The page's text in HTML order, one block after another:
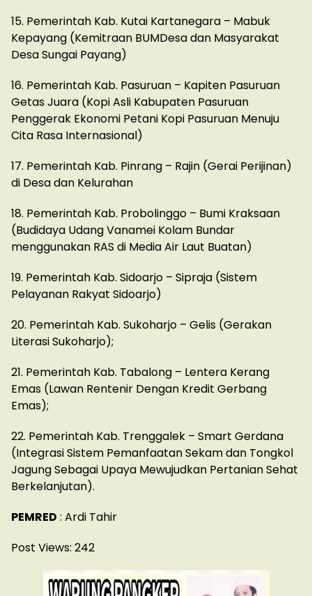
15. Pemerintah Kab. Kutai Kartanegara – Mabuk
Kepayang (Kemitraan BUMDesa dan Masyarakat
Desa Sungai Payang)
16. Pemerintah Kab. Pasuruan – Kapiten Pasuruan
Getas Juara (Kopi Asli Kabupaten Pasuruan
Penggerak Ekonomi Petani Kopi Pasuruan Menuju
Cita Rasa Internasional)
17. Pemerintah Kab. Pinrang – Rajin (Gerai Perijinan)
di Desa dan Kelurahan
18. Pemerintah Kab. Probolinggo – Bumi Kraksaan
(Budidaya Udang Vanamei Kolam Bundar
menggunakan RAS di Media Air Laut Buatan)
19. Pemerintah Kab. Sidoarjo – Sipraja (Sistem
Pelayanan Rakyat Sidoarjo)
20. Pemerintah Kab. Sukoharjo – Gelis (Gerakan
Literasi Sukoharjo);
21. Pemerintah Kab. Tabalong – Lentera Kerang
Emas (Lawan Rentenir Dengan Kredit Gerbang
Emas);
22. Pemerintah Kab. Trenggalek – Smart Gerdana
(Integrasi Sistem Pemanfaatan Sekam dan Tongkol
Jagung Sebagai Upaya Mewujudkan Pertanian Sehat
Berkelanjutan).
PEMRED : Ardi Tahir
Post Views: 242